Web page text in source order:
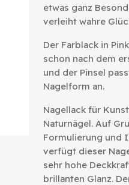
etwas ganz
verleiht wahre
Der Farblack in
schon nach dem
und der Pinsel
Nagelform an.
Nagellack für
Naturnägel. Auf
Formulierung und
verfügt dieser
sehr hohe
brillanten Glanz.